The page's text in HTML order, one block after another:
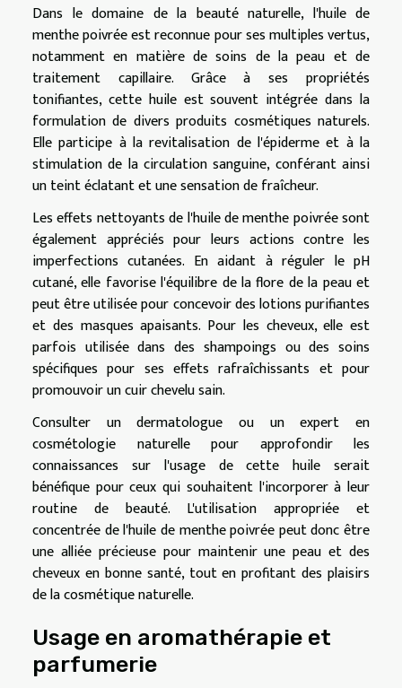
Dans le domaine de la beauté naturelle, l'huile de
menthe poivrée est reconnue pour ses multiples vertus,
notamment en matière de soins de la peau et de
traitement capillaire. Grâce à ses propriétés
tonifiantes, cette huile est souvent intégrée dans la
formulation de divers produits cosmétiques naturels.
Elle participe à la revitalisation de l'épiderme et à la
stimulation de la circulation sanguine, conférant ainsi
un teint éclatant et une sensation de fraîcheur.
Les effets nettoyants de l'huile de menthe poivrée sont
également appréciés pour leurs actions contre les
imperfections cutanées. En aidant à réguler le pH
cutané, elle favorise l'équilibre de la flore de la peau et
peut être utilisée pour concevoir des lotions purifiantes
et des masques apaisants. Pour les cheveux, elle est
parfois utilisée dans des shampoings ou des soins
spécifiques pour ses effets rafraîchissants et pour
promouvoir un cuir chevelu sain.
Consulter un dermatologue ou un expert en
cosmétologie naturelle pour approfondir les
connaissances sur l'usage de cette huile serait
bénéfique pour ceux qui souhaitent l'incorporer à leur
routine de beauté. L'utilisation appropriée et
concentrée de l'huile de menthe poivrée peut donc être
une alliée précieuse pour maintenir une peau et des
cheveux en bonne santé, tout en profitant des plaisirs
de la cosmétique naturelle.
Usage en aromathérapie et
parfumerie